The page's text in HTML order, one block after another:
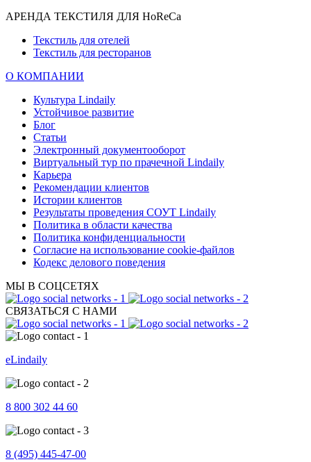
АРЕНДА ТЕКСТИЛЯ ДЛЯ HoReCa
Текстиль для отелей
Текстиль для ресторанов
О КОМПАНИИ
Культура Lindaily
Устойчивое развитие
Блог
Статьи
Электронный документооборот
Виртуальный тур по прачечной Lindaily
Карьера
Рекомендации клиентов
Истории клиентов
Результаты проведения СОУТ Lindaily
Политика в области качества
Политика конфиденциальности
Согласие на использование cookie-файлов
Кодекс делового поведения
МЫ В СОЦСЕТЯХ
СВЯЗАТЬСЯ С НАМИ
eLindaily
8 800 302 44 60
8 (495) 445-47-00